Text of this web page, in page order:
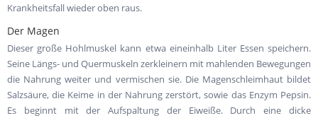
Krankheitsfall wieder oben raus.
Der Magen
Dieser große Hohlmuskel kann etwa eineinhalb Liter Essen speichern.
Seine Längs- und Quermuskeln zerkleinern mit mahlenden Bewegungen
die Nahrung weiter und vermischen sie. Die Magenschleimhaut bildet
Salzsäure, die Keime in der Nahrung zerstört, sowie das Enzym Pepsin.
Es beginnt mit der Aufspaltung der Eiweiße. Durch eine dicke